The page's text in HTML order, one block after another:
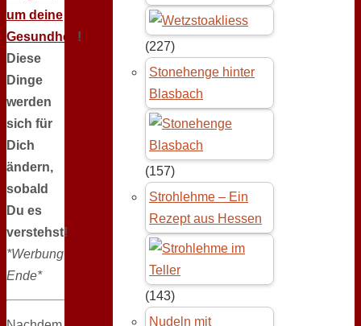
um deine
Gesundheit !
Diese
Dinge
werden
sich für
Dich
ändern,
sobald
Du es
verstehst!
*Werbung
Ende*
(227)
Stonehenge hinter
Blasbach
(157)
Strohlehme – Ein
Rezept aus Hessen
(143)
Nudeln mit